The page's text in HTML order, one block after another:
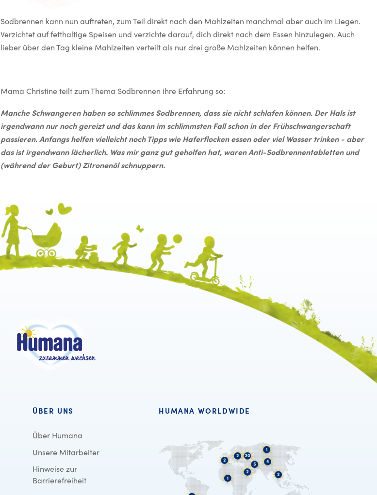
Sodbrennen kann nun auftreten, zum Teil direkt nach den Mahlzeiten manchmal aber auch im Liegen.
Verzichtet auf fetthaltige Speisen und verzichte darauf, dich direkt nach dem Essen hinzulegen. Auch
lieber über den Tag kleine Mahlzeiten verteilt als nur drei große Mahlzeiten können helfen.
Mama Christine teilt zum Thema Sodbrennen ihre Erfahrung so:
Manche Schwangeren haben so schlimmes Sodbrennen, dass sie nicht schlafen können. Der Hals ist
irgendwann nur noch gereizt und das kann im schlimmsten Fall schon in der Frühschwangerschaft
passieren. Anfangs helfen vielleicht noch Tipps wie Haferflocken essen oder viel Wasser trinken - aber
das ist irgendwann lächerlich. Was mir ganz gut geholfen hat, waren Anti-Sodbrennentabletten und
(während der Geburt) Zitronenöl schnuppern.
ÜBER UNS
Über Humana
Unsere Mitarbeiter
Hinweise zur
Barrierefreiheit
HUMANA WORLDWIDE